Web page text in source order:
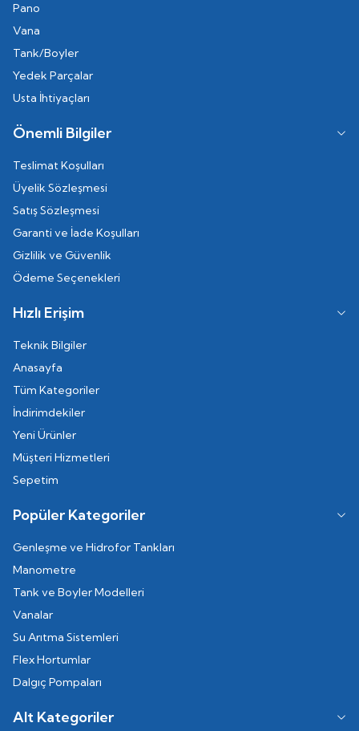
Pano
Vana
Tank/Boyler
Yedek Parçalar
Usta İhtiyaçları
Önemli Bilgiler
Teslimat Koşulları
Üyelik Sözleşmesi
Satış Sözleşmesi
Garanti ve İade Koşulları
Gizlilik ve Güvenlik
Ödeme Seçenekleri
Hızlı Erişim
Teknik Bilgiler
Anasayfa
Tüm Kategoriler
İndirimdekiler
Yeni Ürünler
Müşteri Hizmetleri
Sepetim
Popüler Kategoriler
Genleşme ve Hidrofor Tankları
Manometre
Tank ve Boyler Modelleri
Vanalar
Su Arıtma Sistemleri
Flex Hortumlar
Dalgıç Pompaları
Alt Kategoriler